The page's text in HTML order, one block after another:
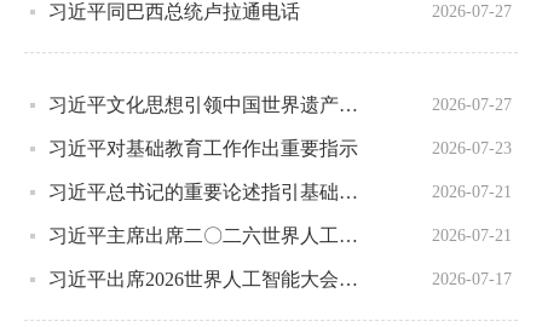
习近平同巴西总统卢拉通电话 2026-07-27
习近平文化思想引领中国世界遗产申报保护工作壮阔实践 2026-07-27
习近平对基础教育工作作出重要指示 2026-07-23
习近平总书记的重要论述指引基础教育改革发展开创新局面 2026-07-21
习近平主席出席二〇二六世界人工智能大会暨人工智能全球治理高级别会议系列活动纪实 2026-07-21
习近平出席2026世界人工智能大会暨人工智能全球治理高级别会议开幕式并发表主旨讲话 2026-07-17